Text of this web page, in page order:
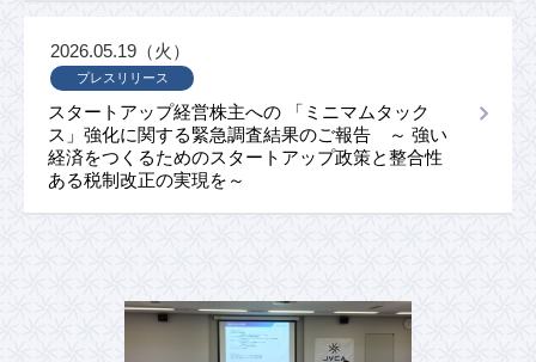
スタートアップ経営株主への 「ミニマムタック
ス」強化に関する緊急調査結果のご報告 ～ 強い
経済をつくるためのスタートアップ政策と整合性
ある税制改正の実現を～
プレスリリース
2026.05.19（火）